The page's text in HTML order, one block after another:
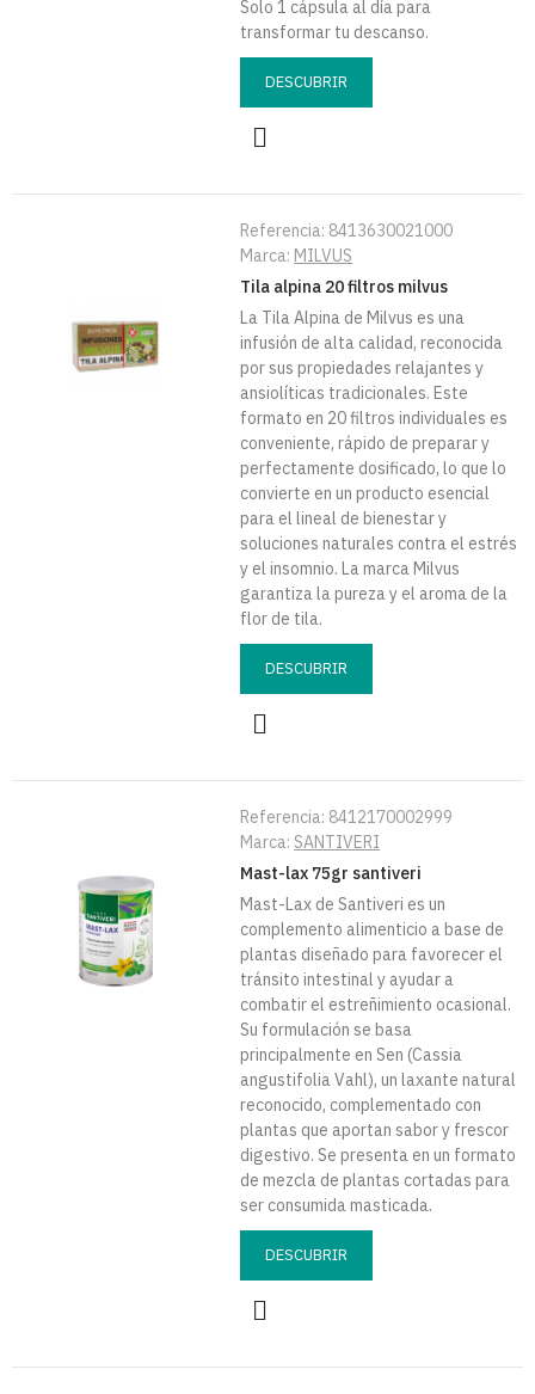
Solo 1 cápsula al día para
transformar tu descanso.
DESCUBRIR
Referencia: 8413630021000
Marca: MILVUS
Tila alpina 20 filtros milvus
La Tila Alpina de Milvus es una
infusión de alta calidad, reconocida
por sus propiedades relajantes y
ansiolíticas tradicionales. Este
formato en 20 filtros individuales es
conveniente, rápido de preparar y
perfectamente dosificado, lo que lo
convierte en un producto esencial
para el lineal de bienestar y
soluciones naturales contra el estrés
y el insomnio. La marca Milvus
garantiza la pureza y el aroma de la
flor de tila.
DESCUBRIR
Referencia: 8412170002999
Marca: SANTIVERI
Mast-lax 75gr santiveri
Mast-Lax de Santiveri es un
complemento alimenticio a base de
plantas diseñado para favorecer el
tránsito intestinal y ayudar a
combatir el estreñimiento ocasional.
Su formulación se basa
principalmente en Sen (Cassia
angustifolia Vahl), un laxante natural
reconocido, complementado con
plantas que aportan sabor y frescor
digestivo. Se presenta en un formato
de mezcla de plantas cortadas para
ser consumida masticada.
DESCUBRIR